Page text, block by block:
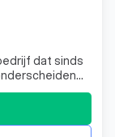
dat sinds
kwalitatieve
uit over
Hanzestad